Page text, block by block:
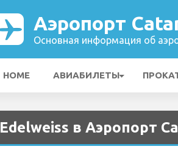
Аэропорт
Основная информация об
HOME АВИАБИЛЕТЫ
Edelweiss в Аэропорт